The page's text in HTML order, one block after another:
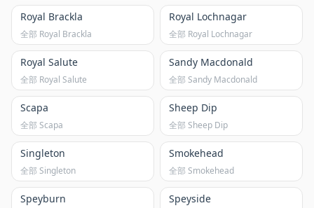
Royal Brackla
全部 Royal Brackla
Royal Lochnagar
全部 Royal Lochnagar
Royal Salute
全部 Royal Salute
Sandy Macdonald
全部 Sandy Macdonald
Scapa
全部 Scapa
Sheep Dip
全部 Sheep Dip
Singleton
全部 Singleton
Smokehead
全部 Smokehead
Speyburn Speyside